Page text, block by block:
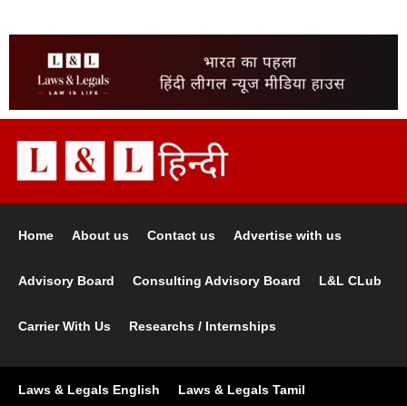
Home About us Contact us Advertise with us
Advisory Board Consulting Advisory Board L&L CLub
Carrier With Us Researchs / Internships
Laws & Legals English Laws & Legals Tamil